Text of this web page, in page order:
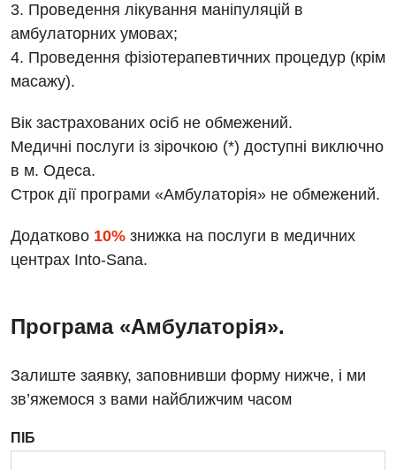
Для дорослих
Акушерство і гінекологія
Алергологія, імунологія
Андрологія
Безоплатні послуги
Вакцинація
Відділення кардіосудинної патології та неврології
Гастроентерологія
Гінекологічне відділення
Денний стаціонар
Педіатричне відділення
Терапевтичне відділення
Травматологічне відділення
Урологічне відділення
Хірургічне відділення
Швидка медична допомога
Російська
3. Проведення лікування маніпуляцій в
амбулаторних умовах;
4. Проведення фізіотерапевтичних процедур (крім
масажу).
Вік застрахованих осіб не обмежений.
Медичні послуги із зірочкою (*) доступні виключно
в м. Одеса.
Строк дії програми «Амбулаторія» не обмежений.
Додатково 10% знижка на послуги в медичних
центрах Into-Sana.
Програма «Амбулаторія».
Залиште заявку, заповнивши форму нижче, і ми
зв’яжемося з вами найближчим часом
ПІБ